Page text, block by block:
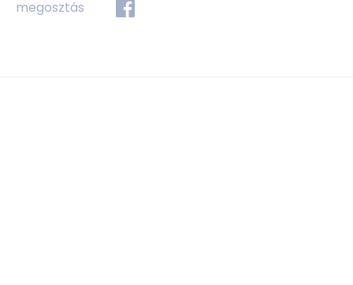
megosztás